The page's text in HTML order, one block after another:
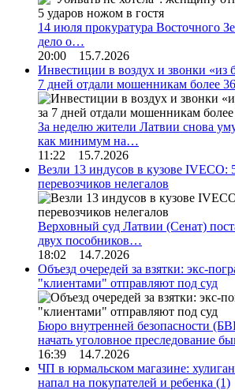
14 июля прокуратура Восточного
дело о…
20:00 15.7.2026
Инвестиции в воздух и звонки «из
7 дней отдали мошенникам более
За неделю жители Латвии снова
как минимум на…
11:22 15.7.2026
Везли 13 индусов в кузове IVECO:
перевозчиков нелегалов
Верховный суд Латвии (Сенат)
двух пособников…
18:02 14.7.2026
Объезд очередей за взятки: экс-
"клиентами" отправляют под суд
Бюро внутренней безопасности
начать уголовное преследование
16:39 14.7.2026
ЧП в юрмальском магазине:
напал на покупателей и ребенка (1)